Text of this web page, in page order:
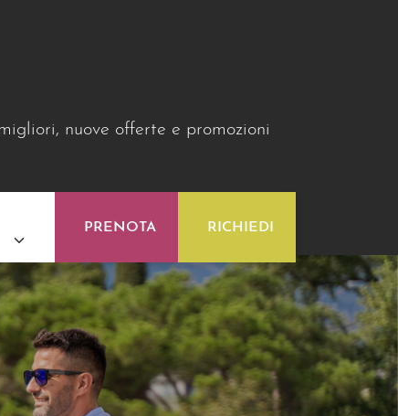
nuove offerte e promozioni
PRENOTA RICHIEDI